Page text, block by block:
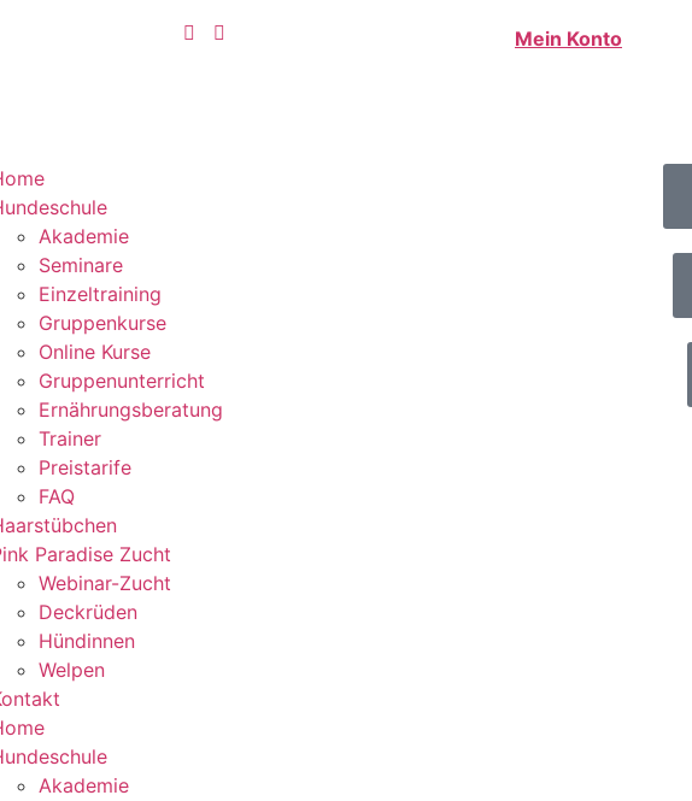
Mein Konto
Akademie
Seminare
Einzeltraining
Gruppenkurse
Online Kurse
Gruppenunterricht
Ernährungsberatung
Trainer
Preistarife
FAQ
Paradise Zucht
Webinar-Zucht
Deckrüden
Hündinnen
Welpen
Akademie